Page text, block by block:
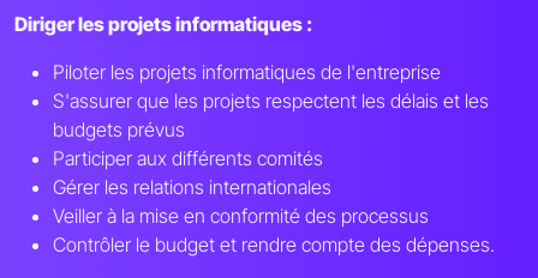
Diriger les projets informatiques :
Piloter les projets informatiques de l'entreprise
S'assurer que les projets respectent les délais et les
budgets prévus
Participer aux différents comités
Gérer les relations internationales
Veiller à la mise en conformité des processus
Contrôler le budget et rendre compte des dépenses.